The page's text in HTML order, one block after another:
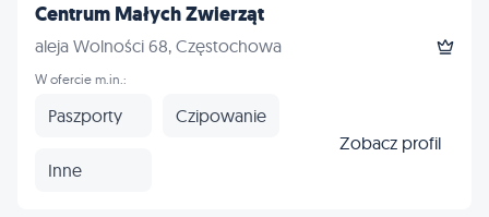
Centrum Małych Zwierząt
aleja Wolności 68, Częstochowa
W ofercie m.in.:
Paszporty Czipowanie
Inne
Zobacz profil